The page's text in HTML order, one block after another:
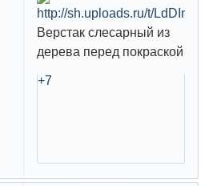
Верстак слесарный из
дерева перед покраской
+7